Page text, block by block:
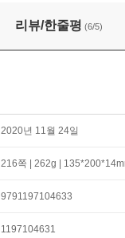
리뷰/한줄평 (6/5)
2020년 11월 24일
216쪽 | 262g |
9791197104633
1197104631